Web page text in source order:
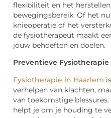
flexibiliteit en het
bewegingsbereik. Of het
knieoperatie of het
de fysiotherapeut maakt
jouw behoeften en doelen.
Preventieve
Fysiotherapie in Haarlem
verhelpen van klachten,
van toekomstige
helpt je om je houding te